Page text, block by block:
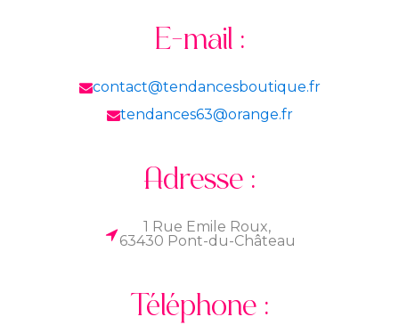
E-mail :
contact@tendancesboutique.fr
tendances63@orange.fr
Adresse :
1 Rue Emile Roux,
63430 Pont-du-Château
Téléphone :